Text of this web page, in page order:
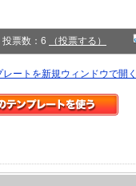
投票数：6 （投票する）
レートを新規ウィンドウで開